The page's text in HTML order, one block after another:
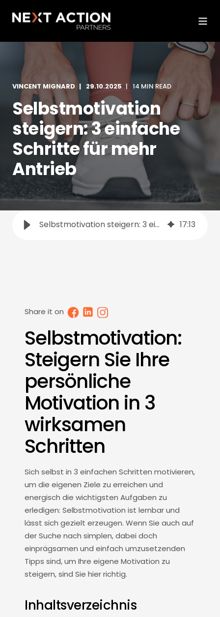
VINCENT MIGNARD 29.10.2025 14 MIN READ
Selbstmotivation
steigern: 3 einfache
Schritte für mehr
Antrieb
Selbstmotivation steigern: 3 einfache Schritte für mehr Antrieb 17:13
Share it on
Selbstmotivation:
Steigern Sie Ihre
persönliche
Motivation in 3
wirksamen
Schritten
Sich selbst in 3 einfachen Schritten motivieren,
um die eigenen Ziele zu erreichen und
energisch die wichtigsten Aufgaben zu
erledigen: Selbstmotivation ist lernbar und
lässt sich gezielt erzeugen. Wenn Sie auch auf
der Suche nach simplen, dabei doch
einprägsamen und einfach umzusetzenden
Tipps sind, um Ihre eigene Motivation zu
steigern, sind Sie hier richtig.
Inhaltsverzeichnis